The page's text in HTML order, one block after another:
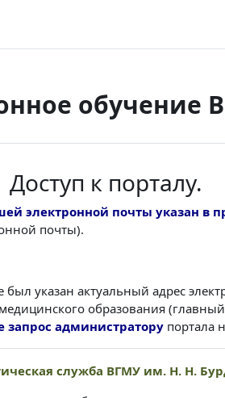
обучение
Доступ к порталу.
электронной почты указан в
почты).
указан актуальный адрес
образования
запрос администратору портала
служба ВГМУ им. Н. Н.